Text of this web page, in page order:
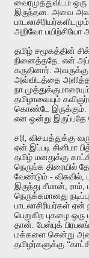
வைரமுத்துவிடம் ஒரு
இருந்தன அவை
பாடலாசிரியர்களிடமும்
அறிவோ பயிற்சியோ
தமிழ் சமூகத்தின்
நினைத்ததே என்
கருதினார் அவருக்கு
அவ்விடத்தை
நா
தமிழாவையும்
கொண்டே
இருக்கும்
என ஒன்று இருப்பதே
சரி விசயத்துக்கு
ஏன் இப்படி சினிமா
தமிழ் மனதுக்கு
நெருங்க திரையில்
வேண்டும் - விசுவில்
இருந்து சீமான் ராம்
நெருக்கமானது நடிப்பு
பாடலாசிரியர்கள் ஏன்
பெறுகிற புகழை ஒரு
தான் பேஸ்புக்
மக்களை சென்று
தமிழர்களுக்கு “